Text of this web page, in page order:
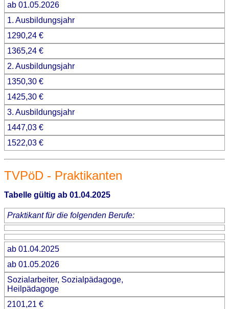
ab 01.05.2026
1. Ausbildungsjahr
1290,24 €
1365,24 €
2. Ausbildungsjahr
1350,30 €
1425,30 €
3. Ausbildungsjahr
1447,03 €
1522,03 €
TVPöD - Praktikanten
Tabelle gültig ab 01.04.2025
Praktikant für die folgenden Berufe:
ab 01.04.2025
ab 01.05.2026
Sozialarbeiter, Sozialpädagoge,
Heilpädagoge
2101,21 €